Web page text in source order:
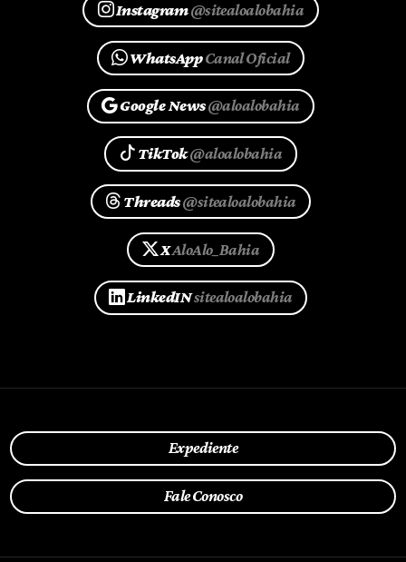
Instagram@sitealoalobahia
WhatsAppCanal Oficial
Google News@aloalobahia
TikTok@aloalobahia
Threads@sitealoalobahia
XAloAlo_Bahia
LinkedINsitealoalobahia
Expediente
Fale Conosco